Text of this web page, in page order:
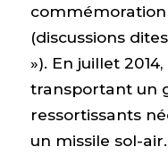
(discussions
»). En juillet
transportant un
ressortissants
un missile sol-